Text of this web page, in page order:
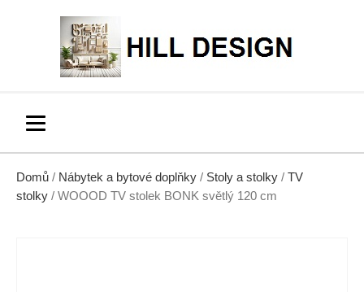
Domů / Nábytek a bytové doplňky / Stoly a stolky / TV
stolky / WOOOD TV stolek BONK světlý 120 cm